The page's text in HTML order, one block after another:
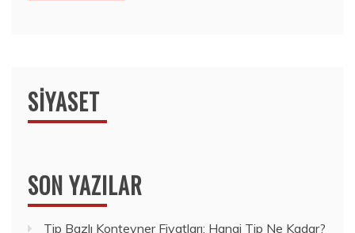
SIYASET
SON YAZILAR
Tip Bazlı Konteyner Fiyatları: Hangi Tip Ne Kadar?